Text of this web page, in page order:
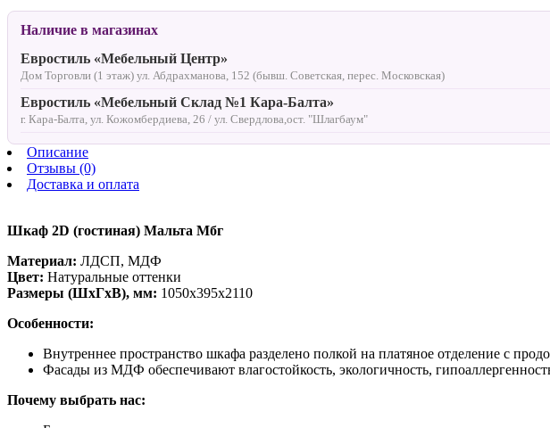
Наличие в магазинах
Евростиль «Мебельный Центр»
Дом Торговли (1 этаж) ул. Абдрахманова, 152 (бывш. Советская, перес. Московская)
Евростиль «Мебельный Склад №1 Кара-Балта»
г. Кара-Балта, ул. Кожомбердиева, 26 / ул. Свердлова,ост. "Шлагбаум"
Описание
Отзывы (0)
Доставка и оплата
Шкаф 2D (гостиная) Мальта Мбг
Материал: ЛДСП, МДФ
Цвет: Натуральные оттенки
Размеры (ШхГхВ), мм: 1050х395х2110
Особенности:
Внутреннее пространство шкафа разделено полкой на платяное отделение с
Фасады из МДФ обеспечивают влагостойкость, экологичность,
Почему выбрать нас: